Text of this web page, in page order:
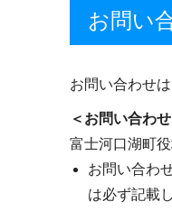
お問い
お問い合わせ
＜お問い合わ
富士河口湖町
お問い合わ
は必ず記載